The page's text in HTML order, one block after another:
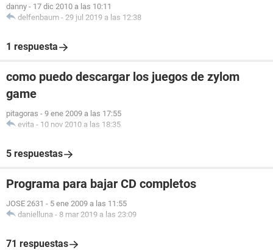
danny - 17 dic 2010 a las 10:11
delfenbaum - 29 jul 2019 a las 12:38
1 respuesta
como puedo descargar los juegos de zylom
game
pitagoras - 9 ene 2009 a las 17:55
evita - 10 nov 2010 a las 18:35
5 respuestas
Programa para bajar CD completos
JOSE 2631 - 5 ene 2009 a las 11:55
danielluna - 8 mar 2019 a las 23:09
71 respuestas